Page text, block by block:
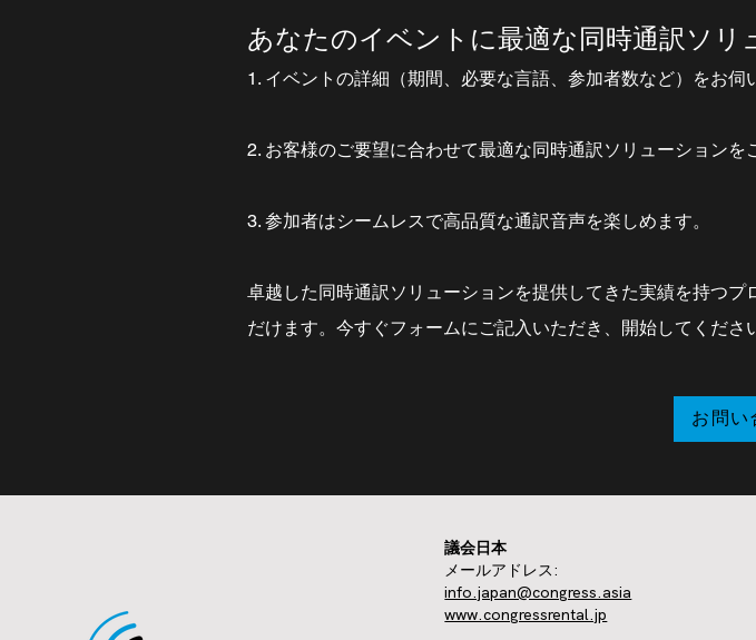
あなたのイベントに最適な同時通訳ソリ
1. イベントの詳細（期間、必要な言語、参加者数など）をお伺
2. お客様のご要望に合わせて最適な同時通訳ソリューションを
3. 参加者はシームレスで高品質な通訳音声を楽しめます。
卓越した同時通訳ソリューションを提供してきた実績を持つ
だけます。今すぐフォームにご記入いただき、開始してくださ
お問い
議会日本
メールアドレス:
info.japan@congress.asia
www.congressrental.jp